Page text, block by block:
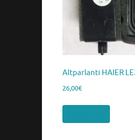
Altparlanti HAIER
26,00€